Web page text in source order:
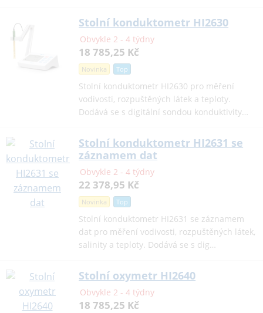
Stolní konduktometr HI2630
Obvykle 2 - 4 týdny
18 785,25 Kč
Novinka Top
Stolní konduktometr HI2630 pro měření
vodivosti, rozpuštěných látek a teploty.
Dodává se s digitální sondou konduktivity…
Stolní konduktometr HI2631 se
záznamem dat
Obvykle 2 - 4 týdny
22 378,95 Kč
Novinka Top
Stolní konduktometr HI2631 se záznamem
dat pro měření vodivosti, rozpuštěných látek,
salinity a teploty. Dodává se s dig…
Stolní oxymetr HI2640
Obvykle 2 - 4 týdny
18 785,25 Kč